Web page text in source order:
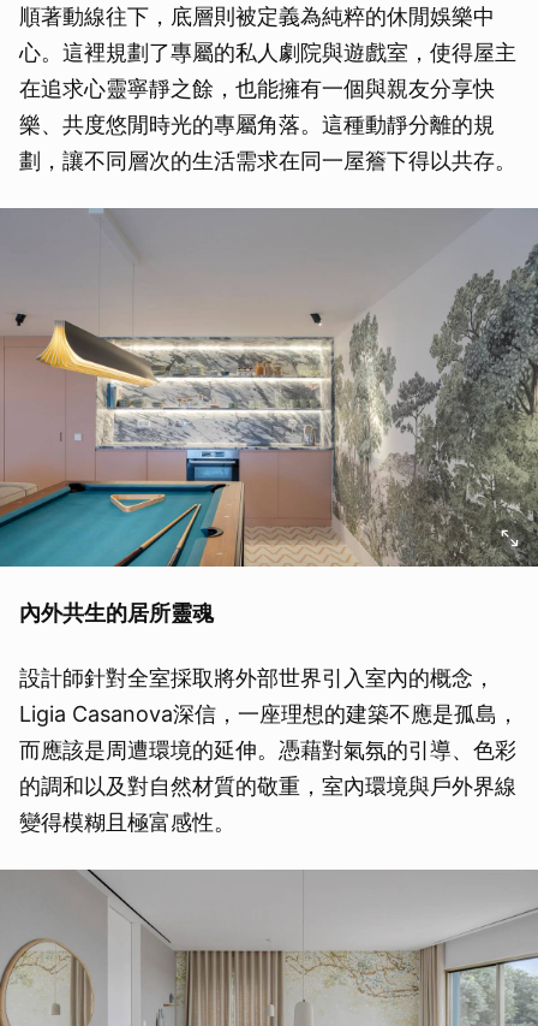
順著動線往下，底層則被定義為純粹的休閒娛樂中
心。這裡規劃了專屬的私人劇院與遊戲室，使得屋主
在追求心靈寧靜之餘，也能擁有一個與親友分享快
樂、共度悠閒時光的專屬角落。這種動靜分離的規
劃，讓不同層次的生活需求在同一屋簷下得以共存。
內外共生的居所靈魂
設計師針對全室採取將外部世界引入室內的概念，
Ligia Casanova深信，一座理想的建築不應是孤島，
而應該是周遭環境的延伸。憑藉對氣氛的引導、色彩
的調和以及對自然材質的敬重，室內環境與戶外界線
變得模糊且極富感性。